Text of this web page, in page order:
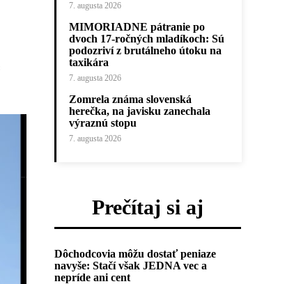
7. augusta 2026
MIMORIADNE pátranie po
dvoch 17-ročných mladíkoch: Sú
podozriví z brutálneho útoku na
taxikára
7. augusta 2026
Zomrela známa slovenská
herečka, na javisku zanechala
výraznú stopu
7. augusta 2026
Prečítaj si aj
Dôchodcovia môžu dostať peniaze
navyše: Stačí však JEDNA vec a
nepríde ani cent